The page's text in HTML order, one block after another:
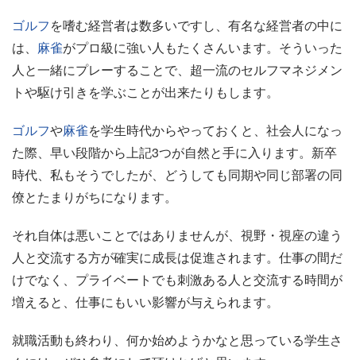
ゴルフを嗜む経営者は数多いですし、有名な経営者の中に
は、 麻雀がプロ級に強い人もたくさんいます。そういった
人と一緒にプレーすることで、超一流のセルフマネジメン
トや駆け引きを学ぶことが出来たりもします。
ゴルフや麻雀を学生時代からやっておくと、社会人になっ
た際、早い段階から上記3つが自然と手に入ります。新卒
時代、私もそうでしたが、どうしても同期や同じ部署の同
僚とたまりがちになります。
それ自体は悪いことではありませんが、視野・視座の違う
人と交流する方が確実に成長は促進されます。仕事の間だ
けでなく、プライベートでも刺激ある人と交流する時間が
増えると、仕事にもいい影響が与えられます。
就職活動も終わり、何か始めようかなと思っている学生さ